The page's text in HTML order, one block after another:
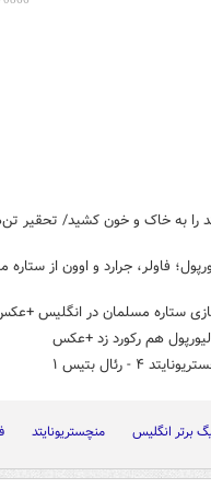
را به خاک و خون کشید/ تحقیر
فاولر، جرارد و اوون از ستاره
ستاره مسلمان در انگلیس
هم رکورد زد +عکس
- رئال بتیس ۱
برتر انگلیس منچستریونایتد